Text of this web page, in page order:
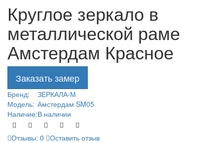
Круглое зеркало в
металлической раме
Амстердам Красное
Заказать замер
Бренд:
ЗЕРКАЛА-М
Модель: Амстердам SM05
Наличие:В наличии
Отзывы: 0 Оставить отзыв